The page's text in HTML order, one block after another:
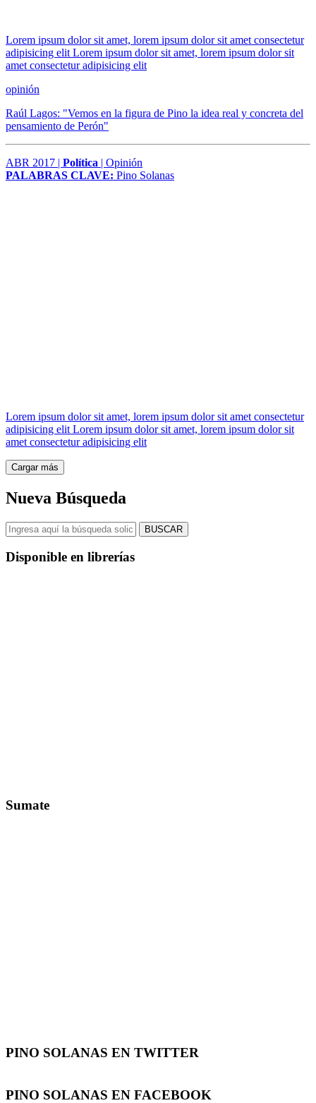
Lorem ipsum dolor sit amet, lorem ipsum dolor sit amet consectetur
adipisicing elit Lorem ipsum dolor sit amet, lorem ipsum dolor sit
amet consectetur adipisicing elit
opinión
Raúl Lagos: "Vemos en la figura de Pino la idea real y concreta del
pensamiento de Perón"
ABR 2017 | Política | Opinión
PALABRAS CLAVE: Pino Solanas
Lorem ipsum dolor sit amet, lorem ipsum dolor sit amet consectetur
adipisicing elit Lorem ipsum dolor sit amet, lorem ipsum dolor sit
amet consectetur adipisicing elit
Cargar más
Nueva Búsqueda
BUSCAR
Disponible en librerías
Sumate
PINO SOLANAS EN TWITTER
PINO SOLANAS EN FACEBOOK